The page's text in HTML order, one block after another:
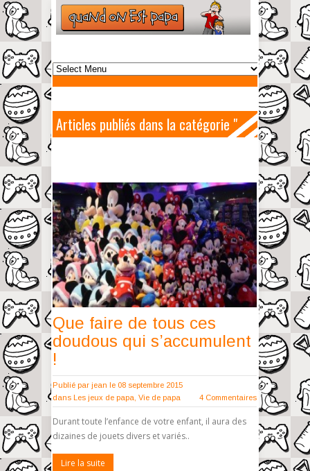
Articles publiés dans la catégorie "
Peluches "
Que faire de tous ces
doudous qui s’accumulent
!
Publié par jean le 08 septembre 2015
dans Les jeux de papa Vie de papa 4 Commentaires
Durant toute l’enfance de votre enfant, il aura des
dizaines de jouets divers et variés..
Lire la suite